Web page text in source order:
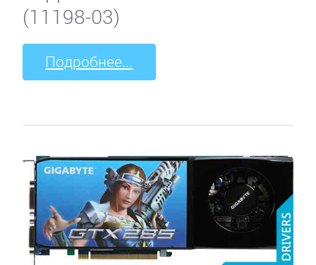
(11198-03)
Подробнее...